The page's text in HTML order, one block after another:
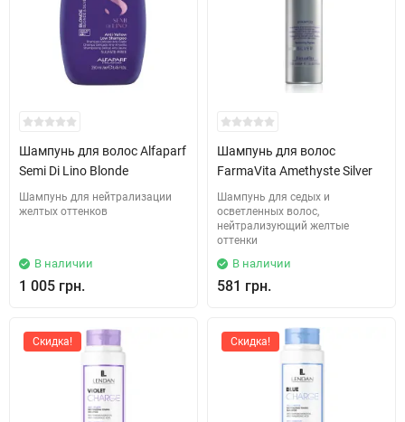
Шампунь для волос Alfaparf
Semi Di Lino Blonde
Шампунь для нейтрализации
желтых оттенков
В наличии
1 005 грн.
Шампунь для волос
FarmaVita Amethyste Silver
Шампунь для седых и
осветленных волос,
нейтрализующий желтые
оттенки
В наличии
581 грн.
Скидка! Скидка!